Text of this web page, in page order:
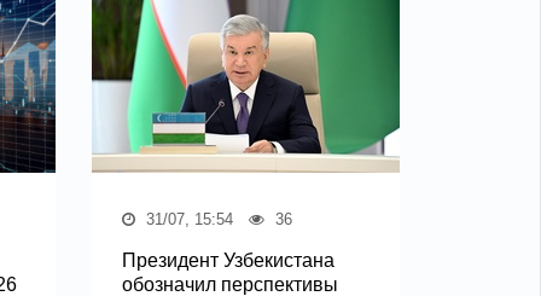
31/07, 15:54 36
Президент Узбекистана
обозначил перспективы